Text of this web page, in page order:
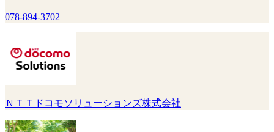
078-894-3702
ＮＴＴドコモソリューションズ株式会社